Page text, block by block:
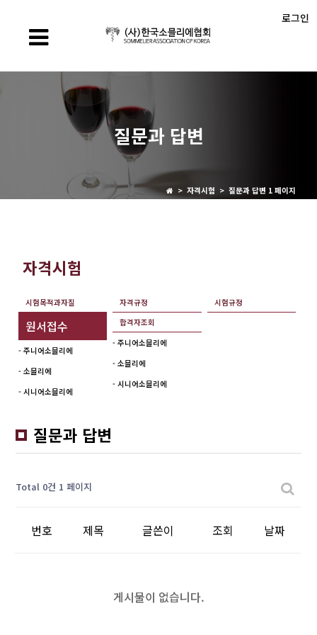
로그인
질문과 답변
> 자격시험 > 질문과 답변 1 페이지
자격시험
시험목적과자질 자격규정 시험규정
원서접수
- 주니어소믈리에
- 소믈리에
- 시니어소믈리에
합격자조회
- 주니어소믈리에
- 소믈리에
- 시니어소믈리에
질문과 답변
Total 0건 1 페이지
번호 제목 글쓴이 조회 날짜
게시물이 없습니다.